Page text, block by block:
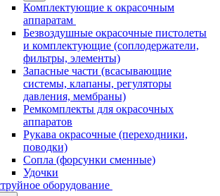
Комплектующие к окрасочным
аппаратам
Безвоздушные окрасочные пистолеты
и комплектующие (соплодержатели,
фильтры, элементы)
Запасные части (всасывающие
системы, клапаны, регуляторы
давления, мембраны)
Ремкомплекты для окрасочных
аппаратов
Рукава окрасочные (переходники,
поводки)
Сопла (форсунки сменные)
Удочки
оборудование